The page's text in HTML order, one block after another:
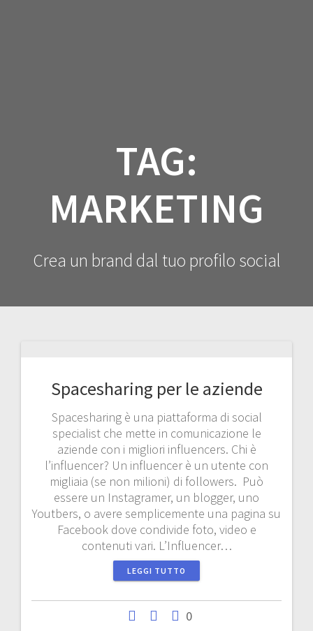
TAG:
MARKETING
Crea un brand dal tuo profilo social
Spacesharing per le aziende
Spacesharing è una piattaforma di social
specialist che mette in comunicazione le
aziende con i migliori influencers. Chi è
l’influencer? Un influencer è un utente con
migliaia (se non milioni) di followers. Può
essere un Instagramer, un blogger, uno
Youtbers, o avere semplicemente una pagina su
Facebook dove condivide foto, video e
contenuti vari. L’Influencer…
LEGGI TUTTO
0